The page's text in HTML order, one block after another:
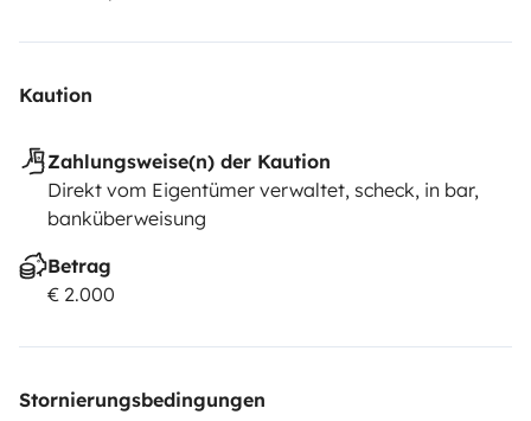
Kaution
Zahlungsweise(n) der Kaution
Direkt vom Eigentümer verwaltet, scheck, in bar,
banküberweisung
Betrag
€ 2.000
Stornierungsbedingungen